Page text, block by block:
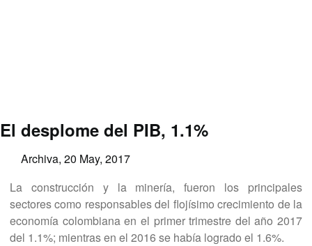
El desplome del PIB, 1.1%
Archiva, 20 May, 2017
La construcción y la minería, fueron los principales
sectores como responsables del flojísimo crecimiento de la
economía colombiana en el primer trimestre del año 2017
del 1.1%; mientras en el 2016 se había logrado el 1.6%.